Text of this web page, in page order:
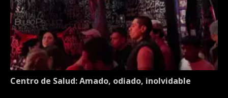
Centro de Salud: Amado, odiado, inolvidable